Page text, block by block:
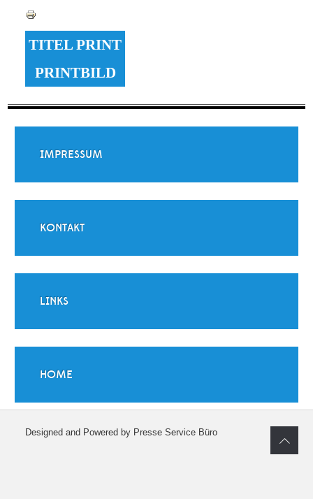
TITEL PRINT
PRINTBILD
IMPRESSUM
KONTAKT
LINKS
HOME
Designed and Powered by Presse Service Büro